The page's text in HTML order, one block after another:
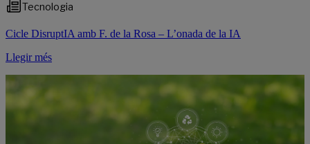
Tecnologia
Cicle DisruptIA amb F. de la Rosa – L’onada de la IA
Llegir més